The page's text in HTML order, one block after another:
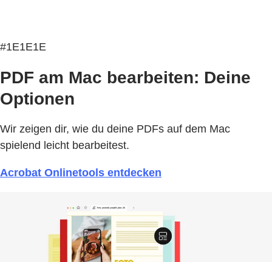
#1E1E1E
PDF am Mac bearbeiten: Deine
Optionen
Wir zeigen dir, wie du deine PDFs auf dem Mac
spielend leicht bearbeitest.
Acrobat Onlinetools entdecken